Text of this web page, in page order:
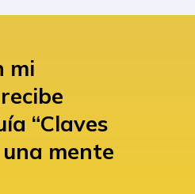
mi
“Claves
mente